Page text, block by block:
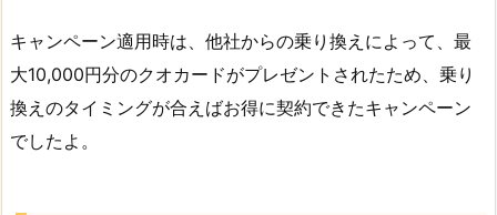
キャンペーン適用時は、他社からの乗り換えによって、最
大10,000円分のクオカードがプレゼントされたため、乗り
換えのタイミングが合えばお得に契約できたキャンペーン
でしたよ。